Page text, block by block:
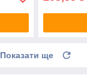
Показати ще